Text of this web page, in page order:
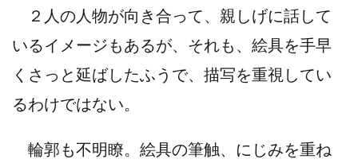
２人の人物が向き合って、親しげに話して
いるイメージもあるが、それも、絵具を手早
くさっと延ばしたふうで、描写を重視してい
るわけではない。
輪郭も不明瞭。絵具の筆触、にじみを重ね